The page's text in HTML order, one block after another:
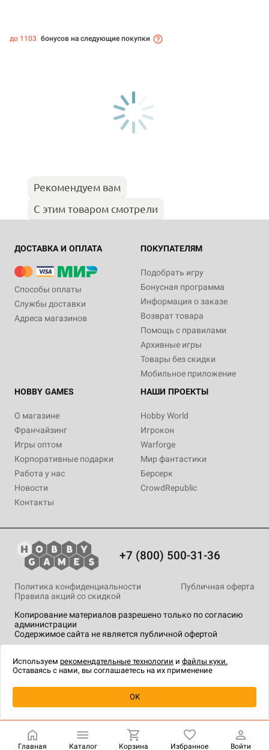
до 1103 бонусов на следующие покупки
Рекомендуем вам
С этим товаром смотрели
ДОСТАВКА И ОПЛАТА
Способы оплаты
Службы доставки
Адреса магазинов
ПОКУПАТЕЛЯМ
Подобрать игру
Бонусная программа
Информация о заказе
Возврат товара
Помощь с правилами
Архивные игры
Товары без скидки
Мобильное приложение
HOBBY GAMES
О магазине
Франчайзинг
Игры оптом
Корпоративные подарки
Работа у нас
Новости
Контакты
НАШИ ПРОЕКТЫ
Hobby World
Игрокон
Warforge
Мир фантастики
Берсерк
CrowdRepublic
+7 (800) 500-31-36
Копирование материалов разрешено только по согласию
администрации
Содержимое сайта не является публичной офертой
Политика конфиденциальности
Публичная оферта
Правила акций со скидкой
технологии.
Главная Каталог Корзина Избранное Войти
Используем рекомендательные технологии и файлы куки.
Оставаясь с нами, вы соглашаетесь на их применение
OK